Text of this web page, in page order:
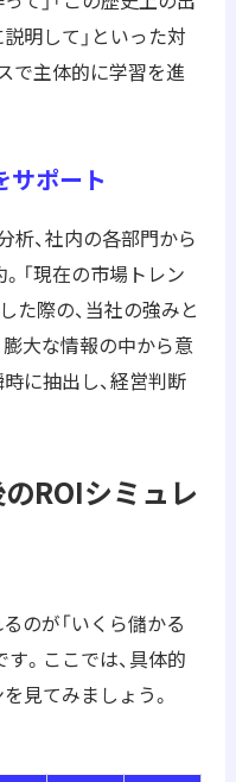
明して」といった対
で主体的に学習を進
サポート
析、社内の各部門から
「現在の市場トレン
た際の、当社の強みと
膨大な情報の中から意
に抽出し、経営判断
ROIシミュレ
のが「いくら儲かる
す。ここでは、具体的
見てみましょう。